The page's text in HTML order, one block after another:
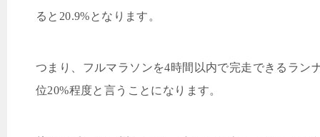
ると 20.9%となります。
つまり、フルマラソンを4時間以内で完走できるラン
位20%程度と言うことになります。